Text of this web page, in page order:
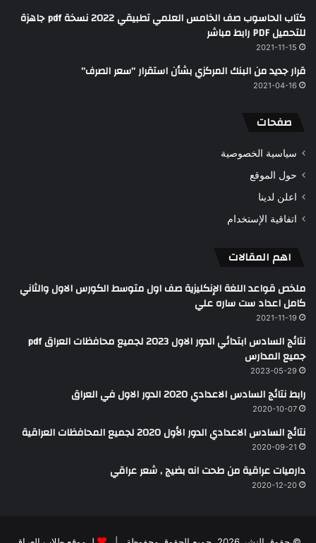
كتاب الحاسوب صف الخامس العلمي تطبيقي 2022 نسخة pdf جاهزة
للتحميل PDF رابط مباشر
2021-11-15
قرار جديد من البنك المركزي بشأن استقرار ’’سعر الصرف’’
2021-04-16
صفحات
سياسية الخصوصية
حول الموقع
اعلن لدينا
اتفاقية الإستخدام
اهم المقالات
ملخص قواعد اللغة الإنكليزية صف اول متوسط الكورس الاول والثاني
كامل اعداد ست ساره علي
2021-11-19
نتائج السادس ابتدائي الدور الاول 2023 لجميع محافظات العراق pdf
جميع المدارس
2023-05-29
رابط نتائج السادس الاعدادي 2020 الدور الاول في العراق
2020-10-07
نتائج السادس الاعدادي الدور الأول 2020 لجميع المحافظات العراقية
2020-09-21
دارميات عراقية من طحت انه بضيج , شعر عراقي
2020-12-20